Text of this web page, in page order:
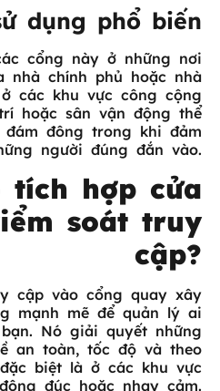
dụng phổ biến
cổng này ở những nơi
nhà chính phủ hoặc nhà
các khu vực công cộng
hoặc sân vận động thể
đám đông trong khi đảm
người đúng đắn vào.
tích hợp cửa
soát truy
cập?
cập vào cổng quay xây
mạnh mẽ để quản lý ai
Nó giải quyết những
an toàn, tốc độ và theo
biệt là ở các khu vực
đông đúc hoặc nhạy cảm.